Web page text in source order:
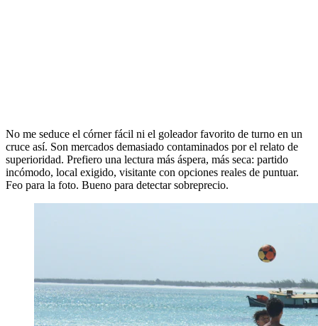
No me seduce el córner fácil ni el goleador favorito de turno en un
cruce así. Son mercados demasiado contaminados por el relato de
superioridad. Prefiero una lectura más áspera, más seca: partido
incómodo, local exigido, visitante con opciones reales de puntuar.
Feo para la foto. Bueno para detectar sobreprecio.